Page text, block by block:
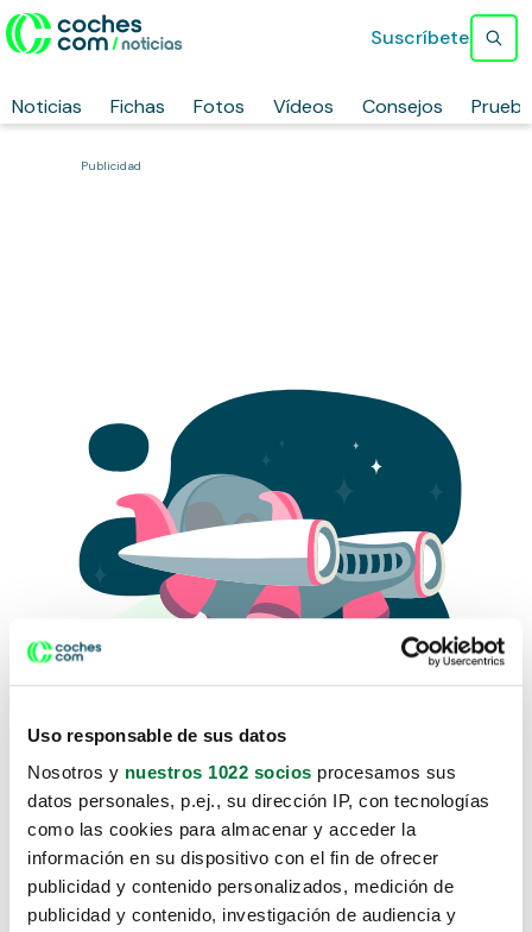
Uso responsable de sus datos
Nosotros y nuestros 1022 socios procesamos sus
datos personales, p.ej., su dirección IP, con tecnologías
como las cookies para almacenar y acceder la
información en su dispositivo con el fin de ofrecer
publicidad y contenido personalizados, medición de
publicidad y contenido, investigación de audiencia y
Noticias Fichas Fotos Vídeos Consejos
Suscríbete
Publicidad
Lo sentimos, no sabemos como
te hemos traido hasta aquí.